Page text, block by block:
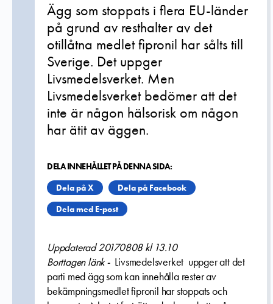
Ägg som stoppats i flera EU-länder
på grund av resthalter av det
otillåtna medlet fipronil har sålts till
Sverige. Det uppger
Livsmedelsverket. Men
Livsmedelsverket bedömer att det
inte är någon hälsorisk om någon
har ätit av äggen.
DELA INNEHÅLLET PÅ DENNA SIDA:
Dela på X
Dela på Facebook
Dela med E-post
Uppdaterad 20170808 kl 13.10
Borttagen länk - Livsmedelsverket uppger att det
parti med ägg som kan innehålla rester av
bekämpningsmedlet fipronil har stoppats och